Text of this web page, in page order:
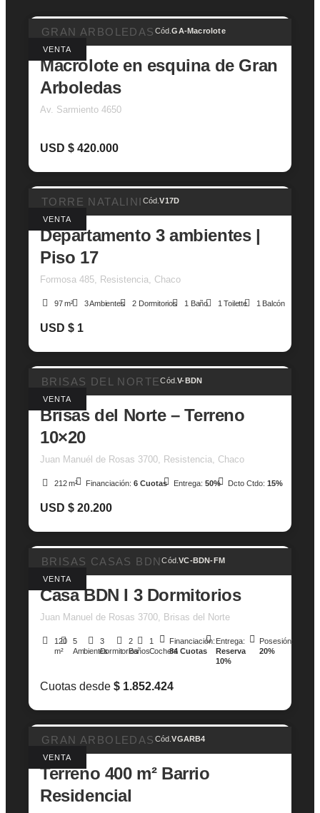
GRAN ARBOLEDAS Cód.GA-Macrolote
VENTA
Macrolote en esquina de Gran
Arboledas
Av. Sarmiento 4650
USD $ 420.000
TORRE NATALINI Cód.V17D
VENTA
Departamento 3 ambientes |
Piso 17
Formosa 485, Resistencia, Chaco
97 m² 3 Ambientes 2 Dormitorios 1 Baño 1 Toilette 1 Balcón
USD $ 1
BRISAS DEL NORTECód.V-BDN
VENTA
Brisas del Norte – Terreno
10×20
Juan Manuél de Rosas 3700, Resistencia, Chaco
212 m² Financiación:6 Cuotas Entrega: 50% Dcto Ctdo:15%
USD $ 20.200
BRISAS CASAS BDNCód.VC-BDN-FM
VENTA
Casa BDN I 3 Dormitorios
Juan Manuel de Rosas 3700, Brisas del Norte
120
m²
5
Ambientes
3
Dormitorios
2
Baños
1
Cochera
Financiación:
84 Cuotas
Entrega:
Reserva
10%
Posesión:
20%
Cuotas desde $ 1.852.424
GRAN ARBOLEDAS Cód.VGARB4
VENTA
Terreno 400 m² Barrio
Residencial